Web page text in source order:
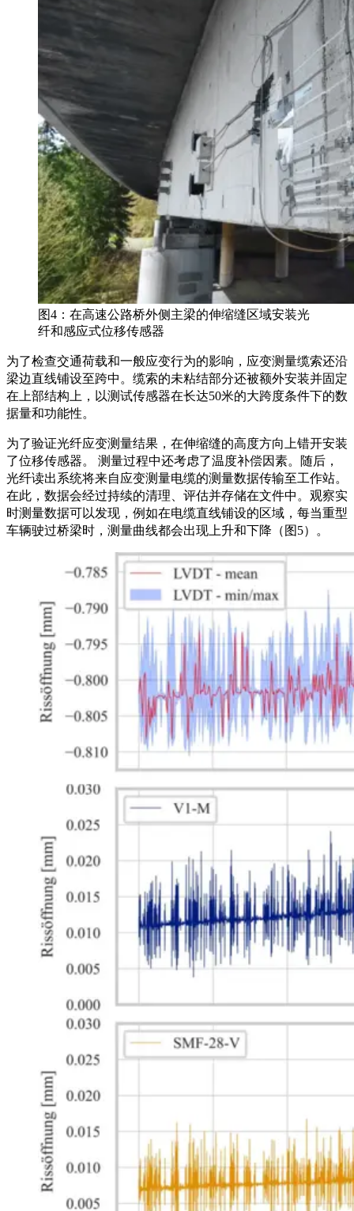
图4：在高速公路桥外侧主梁的伸缩缝区域安装光
纤和感应式位移传感器
为了检查交通荷载和一般应变行为的影响，应变测量缆索还沿
梁边直线铺设至跨中。缆索的未粘结部分还被额外安装并固定
在上部结构上，以测试传感器在长达50米的大跨度条件下的数
据量和功能性。
为了验证光纤应变测量结果，在伸缩缝的高度方向上错开安装
了位移传感器。 测量过程中还考虑了温度补偿因素。随后，
光纤读出系统将来自应变测量电缆的测量数据传输至工作站。
在此，数据会经过持续的清理、评估并存储在文件中。观察实
时测量数据可以发现，例如在电缆直线铺设的区域，每当重型
车辆驶过桥梁时，测量曲线都会出现上升和下降（图5）。